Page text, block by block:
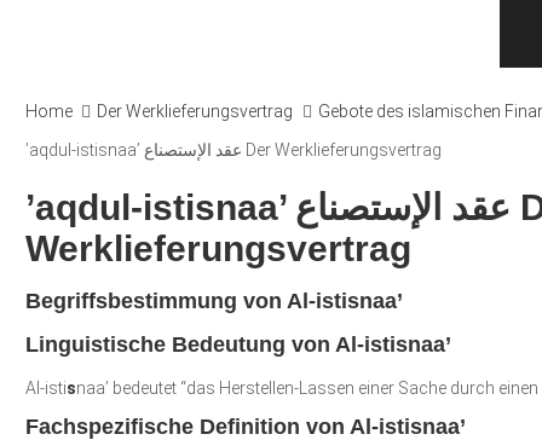
Home Der Werklieferungsvertrag
Gebote des islamischen
’aqdul-istisnaa’ عقد الإستصناع Der Werklieferungsvertrag
’aqdul-istisnaa’ عقد الإستصناع Der
Werklieferungsvertrag
Begriffsbestimmung von Al-istisnaa’
Linguistische Bedeutung von Al-istisnaa’
Al-istisnaa’ bedeutet “das Herstellen-Lassen einer Sache durch
Fachspezifische Definition von Al-istisnaa’